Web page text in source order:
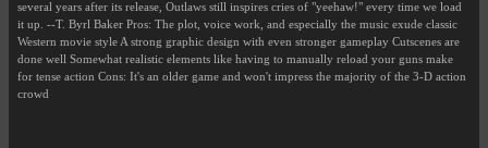
several years after its release, Outlaws still inspires cries of "yeehaw!" every time we load
it up. --T. Byrl Baker Pros: The plot, voice work, and especially the music exude classic
Western movie style A strong graphic design with even stronger gameplay Cutscenes are
done well Somewhat realistic elements like having to manually reload your guns make
for tense action Cons: It's an older game and won't impress the majority of the 3-D action
crowd